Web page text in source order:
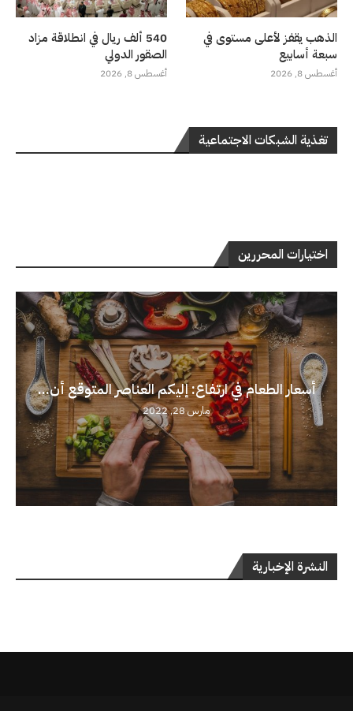
الذهب يقفز لأعلى مستوى في
سبعة أسابيع
أغسطس 8, 2026
540 ألف ريال في انطلاقة مزاد
الصقور الدولي
أغسطس 8, 2026
تغذية الشبكات الاجتماعية
اختيارات المحررين
أسعار الطعام في ارتفاع: إليكم العناصر المتوقع أن...
مارس 28, 2022
النشرة الإخبارية